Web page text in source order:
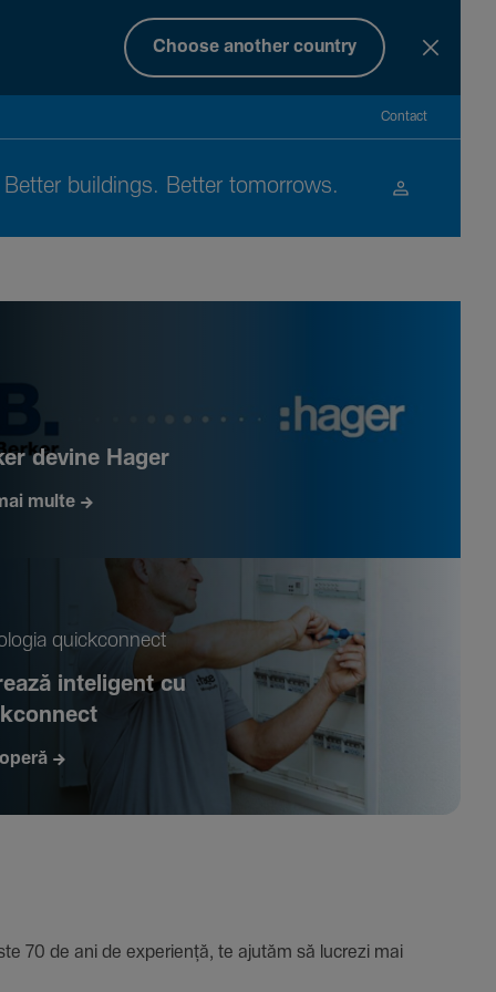
Choose another country
Contact
Better buil­dings. Better tomor­rows.
devine Hager
multe
quickconnect
inte­li­gent cu
de ani de expe­riență, te ajutăm să lucrezi mai